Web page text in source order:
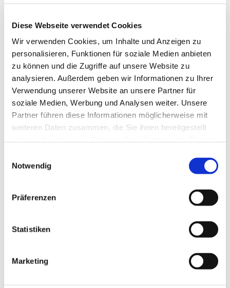
Diese Webseite verwendet Cookies
Wir verwenden Cookies, um Inhalte und Anzeigen zu
personalisieren, Funktionen für soziale Medien anbieten
zu können und die Zugriffe auf unsere Website zu
analysieren. Außerdem geben wir Informationen zu Ihrer
Verwendung unserer Website an unsere Partner für
soziale Medien, Werbung und Analysen weiter. Unsere
Partner führen diese Informationen möglicherweise mit
weiteren Daten zusammen, die Sie ihnen bereitgestellt
Notwendig
Präferenzen
Statistiken
Marketing
Dies könnte Sie auch